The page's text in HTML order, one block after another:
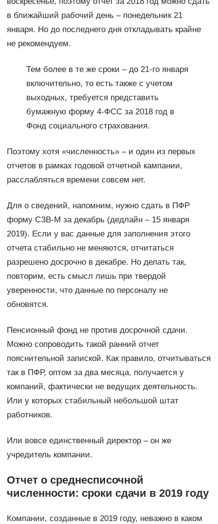
в ближайший рабочий день – понедельник 21
января. Но до последнего дня откладывать крайне
не рекомендуем.
Тем более в те же сроки – до 21-го января
включительно, то есть также с учетом
выходных, требуется представить
бумажную форму 4-ФСС за 2018 год в
Фонд социального страхования.
Поэтому хотя «численность» – и один из первых
отчетов в рамках годовой отчетной кампании,
расслабляться времени совсем нет.
Для о сведений, напомним, нужно сдать в ПФР
форму СЗВ-М за декабрь (дедлайн – 15 января
2019). Если у вас данные для заполнения этого
отчета стабильно не меняются, отчитаться
разрешено досрочно в декабре. Но делать так,
повторим, есть смысл лишь при твердой
уверенности, что данные по персоналу не
обновятся.
Пенсионный фонд не против досрочной сдачи.
Можно сопроводить такой ранний отчет
пояснительной запиской. Как правило, отчитываться
так в ПФР, оптом за два месяца, получается у
компаний, фактически не ведущих деятельность.
Или у которых стабильный небольшой штат
работников.
Или вовсе единственный директор – он же
учредитель компании.
Отчет о среднесписочной
численности: сроки сдачи в 2019 году
Компании, созданные в 2019 году, неважно в каком